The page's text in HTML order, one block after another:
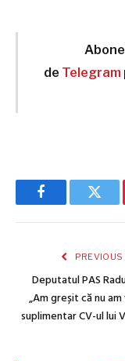
de Telegram
Facebook
PREVIOUS
Deputatul PAS
„Am greșit că nu
suplimentar CV-ul lui